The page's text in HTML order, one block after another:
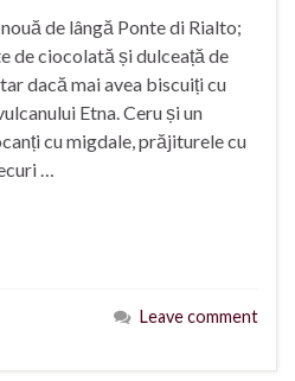
de lângă Ponte di Rialto;
de ciocolată și dulceață de
dacă mai avea biscuiți cu
Etna. Ceru și un
cu migdale, prăjiturele cu
…
Leave comment